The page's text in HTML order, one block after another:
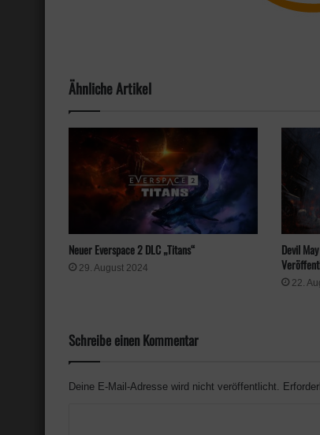
Ähnliche Artikel
Neuer Everspace 2 DLC „Titans“
29. August 2024
Devil
22.
Schreibe einen Kommentar
Deine E-Mail-Adresse wird nicht veröffentlicht.